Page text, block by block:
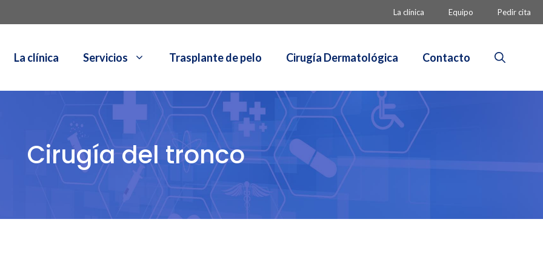
La clínica Equipo Pedir cita
La clínica Servicios Trasplante de pelo Cirugía Dermatológica Contacto
Cirugía del tronco